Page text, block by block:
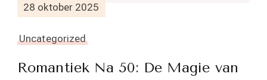
28 oktober 2025
Uncategorized
Romantiek Na 50: De Magie van